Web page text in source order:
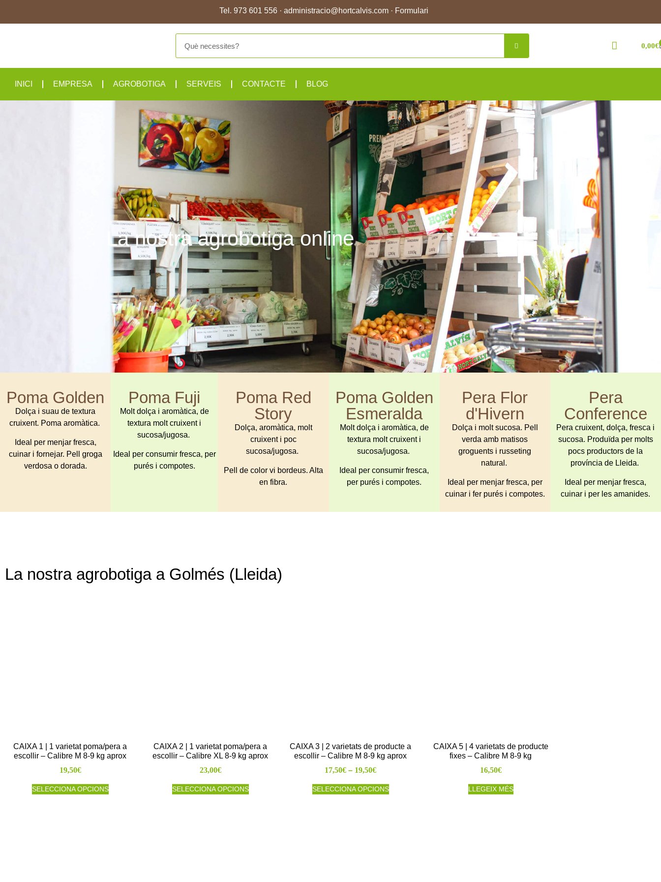
Tel. 973 601 556 · administracio@hortcalvis.com · Formulari
0,00€
INICI EMPRESA AGROBOTIGA SERVEIS CONTACTE BLOG
Collita pròpia i productes de proximitat
La nostra agrobotiga online
Poma Golden
Dolça i suau de textura
cruixent. Poma aromàtica.
Ideal per menjar fresca,
cuinar i fornejar. Pell groga
verdosa o dorada.
Poma Fuji
Molt dolça i aromàtica, de
textura molt cruixent i
sucosa/jugosa.
Ideal per consumir fresca, per
purés i compotes.
Poma Red
Story
Dolça, aromàtica, molt
cruixent i poc
sucosa/jugosa.
Pell de color vi bordeus. Alta
en fibra.
Poma Golden
Esmeralda
Molt dolça i aromàtica, de
textura molt cruixent i
sucosa/jugosa.
Ideal per consumir fresca,
per purés i compotes.
Pera Flor
d'Hivern
Dolça i molt sucosa. Pell
verda amb matisos
groguents i russeting
natural.
Ideal per menjar fresca, per
cuinar i fer purés i compotes.
Pera
Conference
Pera cruixent, dolça, fresca i
sucosa. Produïda per molts
pocs productors de la
província de Lleida.
Ideal per menjar fresca,
cuinar i per les amanides.
La nostra agrobotiga a Golmés (Lleida)
CAIXA 1 | 1 varietat poma/pera a
escollir – Calibre M 8-9 kg aprox
19,50€
SELECCIONA OPCIONS
CAIXA 2 | 1 varietat poma/pera a
escollir – Calibre XL 8-9 kg aprox
23,00€
SELECCIONA OPCIONS
CAIXA 3 | 2 varietats de producte a
escollir – Calibre M 8-9 kg aprox
17,50€ – 19,50€
SELECCIONA OPCIONS
CAIXA 5 | 4 varietats de producte
fixes – Calibre M 8-9 kg
16,50€
LLEGEIX MÉS